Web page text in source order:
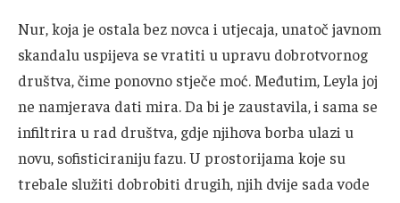
Nur, koja je ostala bez novca i utjecaja, unatoč javnom
skandalu uspijeva se vratiti u upravu dobrotvornog
društva, čime ponovno stječe moć. Međutim, Leyla joj
ne namjerava dati mira. Da bi je zaustavila, i sama se
infiltrira u rad društva, gdje njihova borba ulazi u
novu, sofisticiraniju fazu. U prostorijama koje su
trebale služiti dobrobiti drugih, njih dvije sada vode